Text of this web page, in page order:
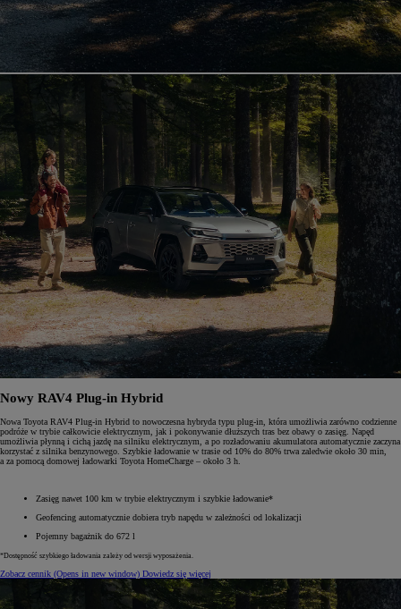
Nowy RAV4 Plug-in Hybrid
Nowa Toyota RAV4 Plug-in Hybrid to nowoczesna hybryda typu plug-in, która umożliwia zarówno codzienne
podróże w trybie całkowicie elektrycznym, jak i pokonywanie dłuższych tras bez obawy o zasięg. Napęd
umożliwia płynną i cichą jazdę na silniku elektrycznym, a po rozładowaniu akumulatora automatycznie zaczyna
korzystać z silnika benzynowego. Szybkie ładowanie w trasie od 10% do 80% trwa zaledwie około 30 min,
a za pomocą domowej ładowarki Toyota HomeCharge – około 3 h.
Zasięg nawet 100 km w trybie elektrycznym i szybkie ładowanie*
Geofencing automatycznie dobiera tryb napędu w zależności od lokalizacji
Pojemny bagażnik do 672 l
*Dostępność szybkiego ładowania zależy od wersji wyposażenia.
Zobacz cennik (Opens in new window) Dowiedz się więcej